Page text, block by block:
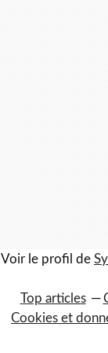
Voir le profil de
Top articles
Cookies et